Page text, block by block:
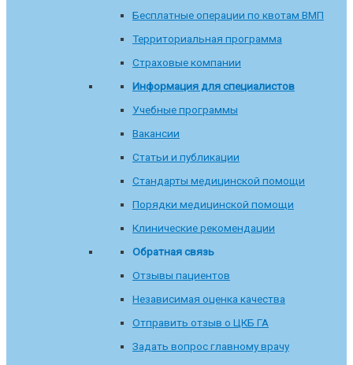
Бесплатные операции по квотам ВМП
Территориальная программа
Страховые компании
Информация для специалистов
Учебные программы
Вакансии
Статьи и публикации
Стандарты медицинской помощи
Порядки медицинской помощи
Клинические рекомендации
Обратная связь
Отзывы пациентов
Независимая оценка качества
Отправить отзыв о ЦКБ ГА
Задать вопрос главному врачу